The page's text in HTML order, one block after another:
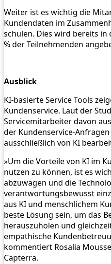
Weiter ist es wichtig die
Kundendaten im
schulen. Dies wird bereits in
% der Teilnehmenden
Ausblick
KI-basierte Service Tools
Kundenservice. Laut der
Servicemitarbeiter davon
der Kundenservice-
ausschließlich von KI
»Um die Vorteile von KI im
nutzen zu können, ist es
abzuwägen und die
verantwortungsbewusst
aus KI und menschlichem
beste Lösung sein, um das
herauszuholen und
empathische
kommentiert Rosalia
Capterra.